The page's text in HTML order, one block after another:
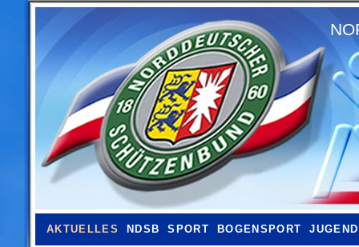
AKTUELLES NDSB SPORT BOGENSPORT JUGEND